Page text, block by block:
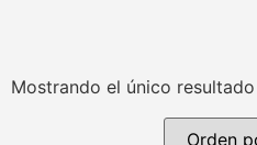
Mostrando el único resultado